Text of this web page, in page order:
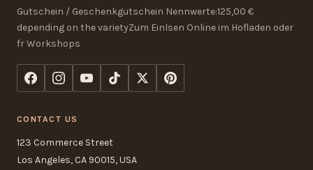
Gutschein / Geschenkgutschein Nennwerte:125,00 €
depending on the varietyZum Einlsen Online im Hofladen oder
fr Workshops
CONTACT US
123 Commerce Street
Los Angeles, CA 90015, USA